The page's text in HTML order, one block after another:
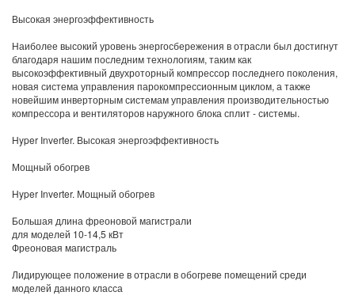
Высокая энергоэффективность
Наиболее высокий уровень энергосбережения в отрасли был достигнут
благодаря нашим последним технологиям, таким как
высокоэффективный двухроторный компрессор последнего поколения,
новая система управления парокомпрессионным циклом, а также
новейшим инверторным системам управления производительностью
компрессора и вентиляторов наружного блока сплит - системы.
Hyper Inverter. Высокая энергоэффективность
Мощный обогрев
Hyper Inverter. Мощный обогрев
Большая длина фреоновой магистрали
для моделей 10-14,5 кВт
Фреоновая магистраль
Лидирующее положение в отрасли в обогреве помещений среди
моделей данного класса